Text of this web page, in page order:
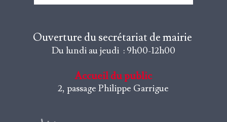
Ouverture du secrétariat de mairie
Du lundi au jeudi : 9h00-12h00
Accueil du public
2, passage Philippe Garrigue